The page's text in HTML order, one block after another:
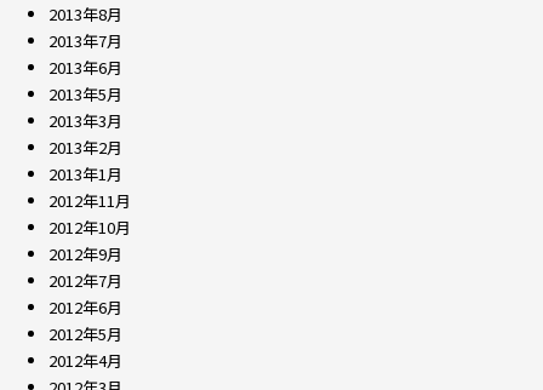
2013年8月
2013年7月
2013年6月
2013年5月
2013年3月
2013年2月
2013年1月
2012年11月
2012年10月
2012年9月
2012年7月
2012年6月
2012年5月
2012年4月